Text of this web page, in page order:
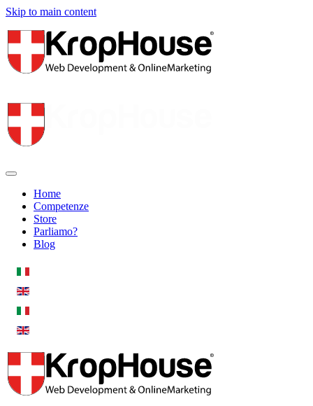
Skip to main content
Home
Competenze
Store
Parliamo?
Blog